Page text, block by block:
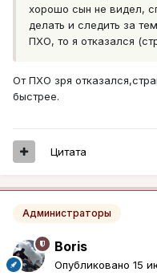
хорошо сын не видел,
делать и следить за
ПХО, то я отказался
От ПХО зря
быстрее.
Цитата
Администраторы
Boris
Опубликовано 15